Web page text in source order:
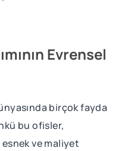
Evrensel
birçok fayda
bu ofisler,
ve maliyet